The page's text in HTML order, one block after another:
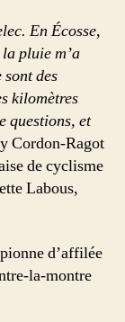
En Écosse,
pluie m’a
des
kilomètres
questions, et
Cordon-Ragot
de cyclisme
Labous,
d’affilée
la-montre